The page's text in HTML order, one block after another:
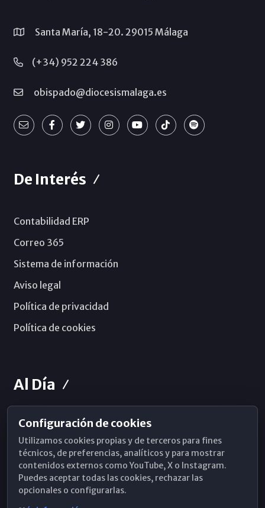
Santa María, 18-20. 29015 Málaga
(+34) 952 224 386
obispado@diocesismalaga.es
De Interés
Contabilidad ERP
Correo 365
Sistema de información
Aviso legal
Política de privacidad
Política de cookies
Al Día
Horarios de Misa
Hemeroteca
WhatsApp
Configuración de cookies
Utilizamos cookies propias y de terceros para fines
técnicos, de preferencias, analíticos y para mostrar
contenidos externos como YouTube, X o Instagram.
Puedes aceptar todas las cookies, rechazar las
opcionales o configurarlas.